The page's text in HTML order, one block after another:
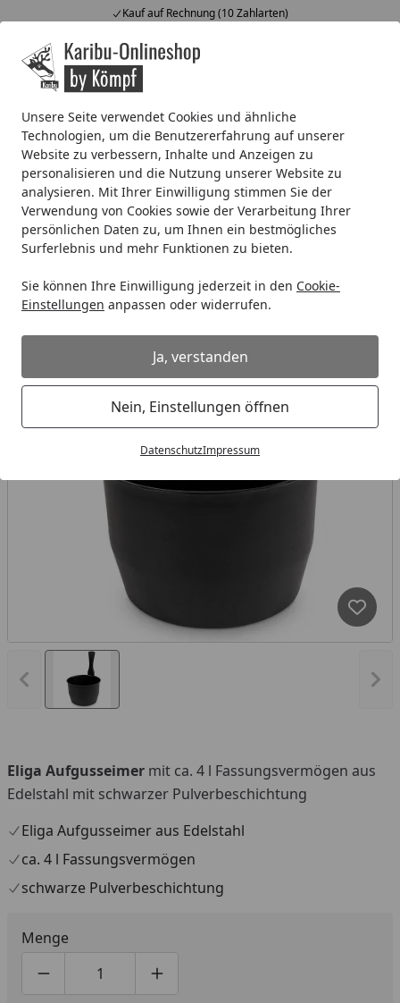
Unsere Seite verwendet Cookies und ähnliche
Technologien, um die Benutzererfahrung auf unserer
Website zu verbessern, Inhalte und Anzeigen zu
personalisieren und die Nutzung unserer Website zu
analysieren. Mit Ihrer Einwilligung stimmen Sie der
Verwendung von Cookies sowie der Verarbeitung Ihrer
persönlichen Daten zu, um Ihnen ein bestmögliches
Surferlebnis und mehr Funktionen zu bieten.
Sie können Ihre Einwilligung jederzeit in den Cookie-
Einstellungen anpassen oder widerrufen.
Ja, verstanden
Nein, Einstellungen öffnen
DatenschutzImpressum
Kauf auf Rechnung (10 Zahlarten)
Alle Produkte
Mein Konto
Startseite
Eliga Aufgusseimer ca. 4 l aus Edelstahl mit schwarzer
Eliga Aufgusseimer ca. 4 l aus
Edelstahl mit schwarzer
Pulverbeschichtung
Vorheriges Bild anzeigen
Eliga Aufgusseimer mit ca. 4 l Fassungsvermögen aus
Edelstahl mit schwarzer Pulverbeschichtung
Eliga Aufgusseimer aus Edelstahl
ca. 4 l Fassungsvermögen
schwarze Pulverbeschichtung
Menge
Produktmenge um eins verringern
Produktmenge manuell eingeben
Produktmenge um eins erhöhen